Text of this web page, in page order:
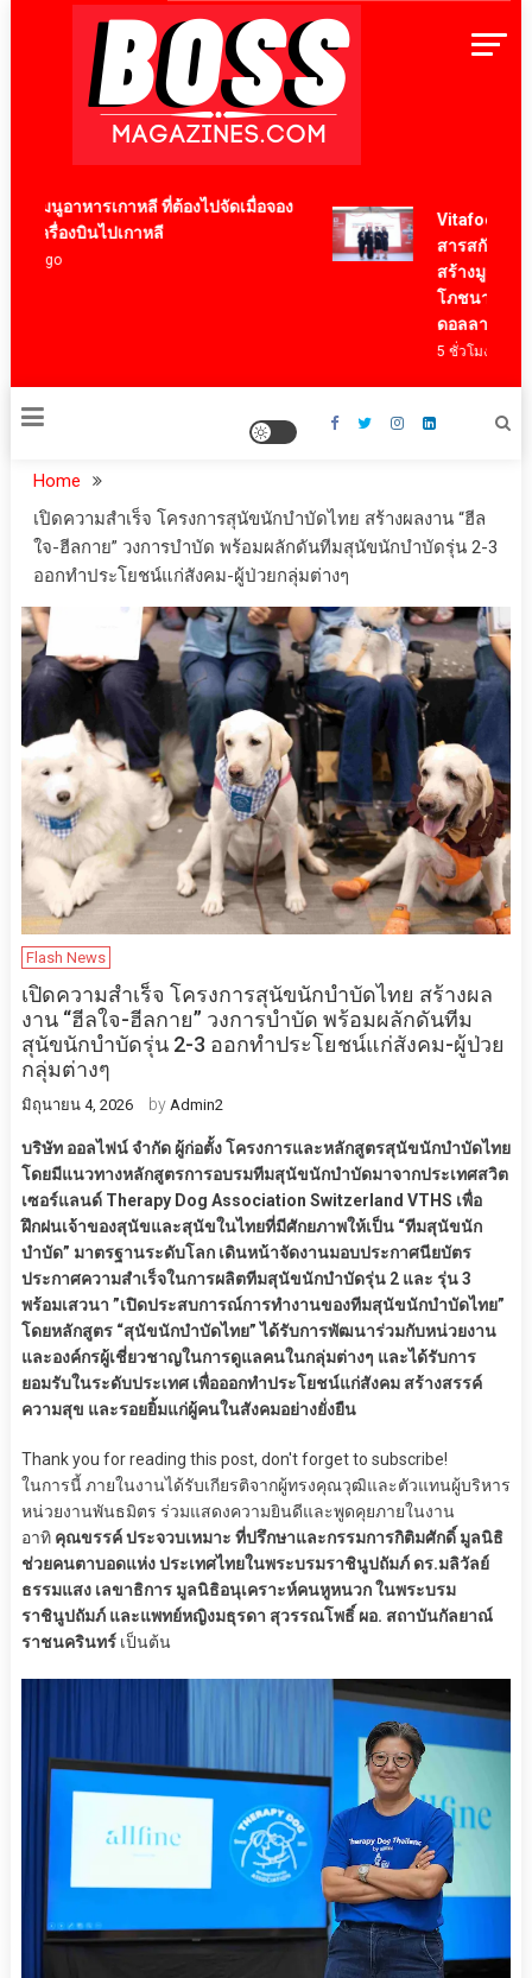
BossMagazinesThailand
เมนูอาหารเกาหลี ที่ต้องไปจัดเมื่อจอง
เครื่องบินไปเกาหลี
Vitafoods Asia
สารสกัดไทย ชูง
สร้างมูลค่าเศร
โภชนาการสุข
ดอลลาร์
5 ชั่วโมง ago
Home
เปิดความสำเร็จ โครงการสุนัขนักบำบัดไทย สร้างผลงาน “ฮีล
ใจ-ฮีลกาย” วงการบำบัด พร้อมผลักดันทีมสุนัขนักบำบัดรุ่น 2-3
ออกทำประโยชน์แก่สังคม-ผู้ป่วยกลุ่มต่างๆ
Flash News
เปิดความสำเร็จ โครงการสุนัขนักบำบัดไทย สร้างผล
งาน “ฮีลใจ-ฮีลกาย” วงการบำบัด พร้อมผลักดันทีม
สุนัขนักบำบัดรุ่น 2-3 ออกทำประโยชน์แก่สังคม-ผู้ป่วย
กลุ่มต่างๆ
มิถุนายน 4, 2026 by Admin2
บริษัท ออลไฟน์ จำกัด ผู้ก่อตั้ง โครงการและหลักสูตรสุนัขนักบำบัดไทย
โดยมีแนวทางหลักสูตรการอบรมทีมสุนัขนักบำบัดมาจากประเทศสวิต
เซอร์แลนด์ Therapy Dog Association Switzerland VTHS เพื่อ
ฝึกฝนเจ้าของสุนัขและสุนัขในไทยที่มีศักยภาพให้เป็น “ทีมสุนัขนัก
บำบัด” มาตรฐานระดับโลก เดินหน้าจัดงานมอบประกาศนียบัตร
ประกาศความสำเร็จในการผลิตทีมสุนัขนักบำบัดรุ่น 2 และ รุ่น 3
พร้อมเสวนา ”เปิดประสบการณ์การทำงานของทีมสุนัขนักบำบัดไทย”
โดยหลักสูตร “สุนัขนักบำบัดไทย” ได้รับการพัฒนาร่วมกับหน่วยงาน
และองค์กรผู้เชี่ยวชาญในการดูแลคนในกลุ่มต่างๆ และได้รับการ
ยอมรับในระดับประเทศ เพื่อออกทำประโยชน์แก่สังคม สร้างสรรค์
ความสุข และรอยยิ้มแก่ผู้คนในสังคมอย่างยั่งยืน
Thank you for reading this post, don't forget to subscribe!
ในการนี้ ภายในงานได้รับเกียรติจากผู้ทรงคุณวุฒิและตัวแทนผู้บริหาร
หน่วยงานพันธมิตร ร่วมแสดงความยินดีและพูดคุยภายในงาน
อาทิ คุณขรรค์ ประจวบเหมาะ ที่ปรึกษาและกรรมการกิติมศักดิ์ มูลนิธิ
ช่วยคนตาบอดแห่ง ประเทศไทยในพระบรมราชินูปถัมภ์ ดร.มลิวัลย์
ธรรมแสง เลขาธิการ มูลนิธิอนุเคราะห์คนหูหนวก ในพระบรม
ราชินูปถัมภ์ และแพทย์หญิงมธุรดา สุวรรณโพธิ์ ผอ. สถาบันกัลยาณ์
ราชนครินทร์ เป็นต้น